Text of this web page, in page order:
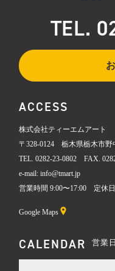
TEL.
ACCESS
株式会社ティーエムアート
〒328-0124 栃木県栃木市野
TEL. 0282-23-0802 FAX.
e-mail: info@tmart.jp
営業時間 9:00〜17:00 定休
Google Maps
CALENDAR 営業